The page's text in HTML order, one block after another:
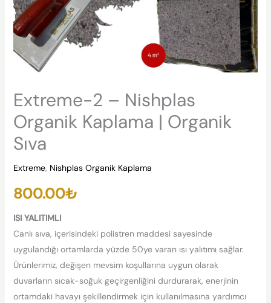
Extreme-2 – Nishplas
Organik Kaplama | Organik
Sıva
Extreme, Nishplas Organik Kaplama
800.00₺
ISI YALITIMLI
Canlı sıva, içerisindeki polistren maddesi sayesinde
uygulandığı ortamlarda yüzde 50ye varan ısı yalıtımı sağlar.
Ürünlerimiz, değişen mevsim koşullarına uygun olarak
duvarların sıcak-soğuk geçirgenliğini durdurarak, enerjinin
ortamdaki havayı şekillendirmek için kullanılmasına yardımcı